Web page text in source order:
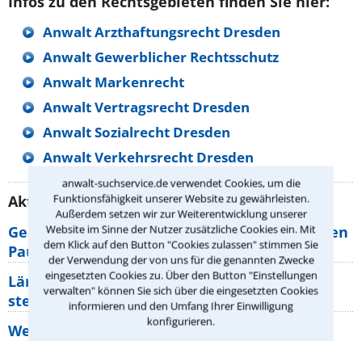
anwalt-suchservice.de verwendet Cookies, um die
Funktionsfähigkeit unserer Website zu gewährleisten.
Außerdem setzen wir zur Weiterentwicklung unserer
Website im Sinne der Nutzer zusätzliche Cookies ein. Mit
dem Klick auf den Button "Cookies zulassen" stimmen Sie
der Verwendung der von uns für die genannten Zwecke
eingesetzten Cookies zu. Über den Button "Einstellungen
verwalten" können Sie sich über die eingesetzten Cookies
informieren und den Umfang Ihrer Einwilligung
konfigurieren.
Anwalt Arzthaftungsrecht Dresden
Anwalt Gewerblicher Rechtsschutz
Anwalt Markenrecht
Anwalt Vertragsrecht Dresden
Anwalt Sozialrecht Dresden
Anwalt Verkehrsrecht Dresden
Aktuelle Rechtstipps unserer Redaktion
Geänderte Abflugzeiten: Welche Rechte haben
Pauschalurlauber?
Lärm von den Nachbarn: Welche Rechte
stehen mir zu?
Wer muss Zweitwohnungssteuer zahlen?